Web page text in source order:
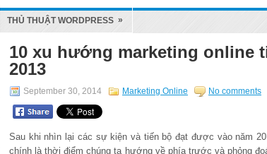
THỦ THUẬT WORDPRESS »
10 xu hướng marketing online
2013
September 30, 2014 Marketing Online No comments
Sau khi nhìn lại các sự kiện và tiến bộ đạt được vào năm
chính là thời điểm chúng ta hướng về phía trước và phỏng